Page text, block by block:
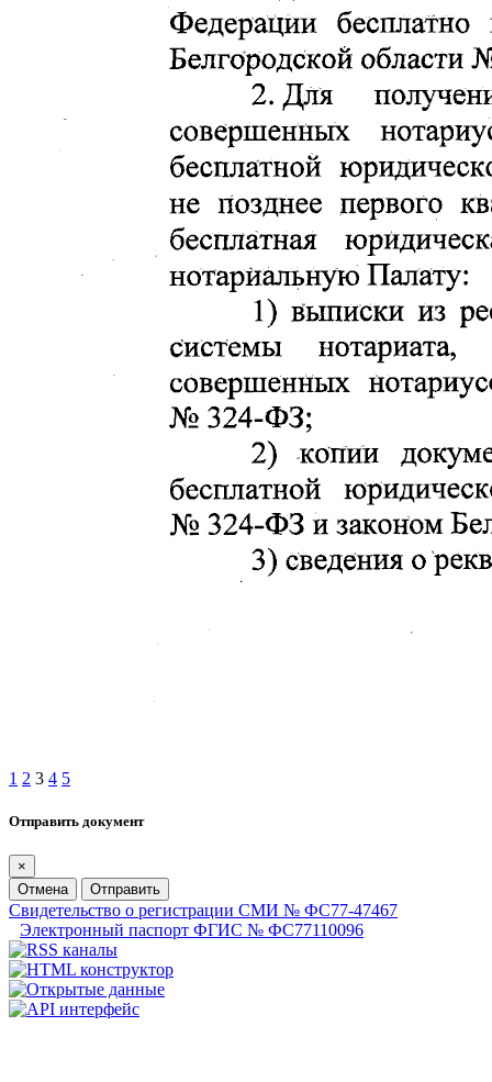
1 2 3 4 5
Отправить документ
×
Отмена
Отправить
Свидетельство о регистрации СМИ № ФС77-47467
Электронный паспорт ФГИС № ФС77110096